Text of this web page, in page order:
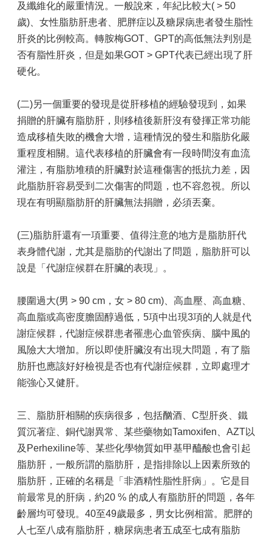
醫
師
簡
介
交
方
式
便
民
服
務
及
下
洗
手
動
相
關
連
結
線
上
申
統
互
動
交
流
電
子
及纖維化的嚴重情況。一般說來，年紀比較大( > 50
歲)、女性脂肪肝患者、肥胖症以及糖尿病患者發生脂性
肝炎的比例較高。轉胺梅GOT、GPT的高低無法判別是
否有脂性肝炎，但是如果GOT > GPT代表已經出現了肝
硬化。
(二)另一個重要的發現是從肝移植的經驗發現到，如果
捐贈的肝臟有脂肪肝，則移植後新肝沒有發揮正常功能
造成移植失敗的機會大增，這種情況的發生和脂肪化嚴
重程度相關。這代表移植的肝臟會有一段時間沒有血流
灌注，有脂肪堆積的肝臟對於這種傷害的抵抗力差，因
此脂肪肝容易受到二次傷害的問題，也不容忽視。所以
現在有明顯脂肪肝的肝臟無法捐贈，必須丟棄。
(三)脂肪肝還有一項重要、值得注意的地方是脂肪肝代
表身體代謝，尤其是脂肪的代謝出了問題，脂肪肝可以
說是「代謝症候群在肝臟的表現」。
腰圍過大(男 > 90 cm，女 > 80 cm)、高血壓、高血糖、
高血脂或高密度膽固醇過低，5項中出現3項的人就是代
謝症候群，代謝症候群患者罹患心血管疾病、腦中風的
風險大大增加。所以即使肝臟沒有出現大問題，有了脂
肪肝也應該好好檢視是否也有代謝症候群，立即處理才
能強心又健肝。
三、脂肪肝相關的疾病很多，包括酗酒、C型肝炎、鐵
質沉著症、銅代謝異常、某些藥物如Tamoxifen、AZT以
及Perhexiline等、某些化學物質如甲基甲醯酸也會引起
脂肪肝，一般所謂的脂肪肝，是指排除以上因素所致的
脂肪肝，正確的名稱是「非酒精性脂性肝病」。它是目
前最常見的肝病，約20 % 的成人有脂肪肝的問題，各年
齡層均可發現。40至49歲最多，男女比例相當。肥胖的
人七至八成有脂肪肝，糖尿病患者五成至七成有脂肪